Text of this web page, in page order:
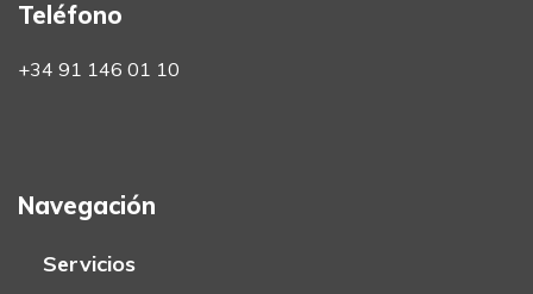
Teléfono
+34 91 146 01 10
Navegación
Servicios